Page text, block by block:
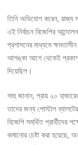
তিনি অভিযোগ করেন, রাজ্য
এই নির্বাচন বিজেপির
প্রশাসনের মাধ্যমে
আশঙ্কা আগে থেকেই প্রকাশ
দিয়েছিল।
সাহু জানান, প্রায় ২০
তাদের জন্য পোস্টাল
বিজেপি সমর্থিত প্রার্থীদের
কমানোর চেষ্টা করা হয়েছে,